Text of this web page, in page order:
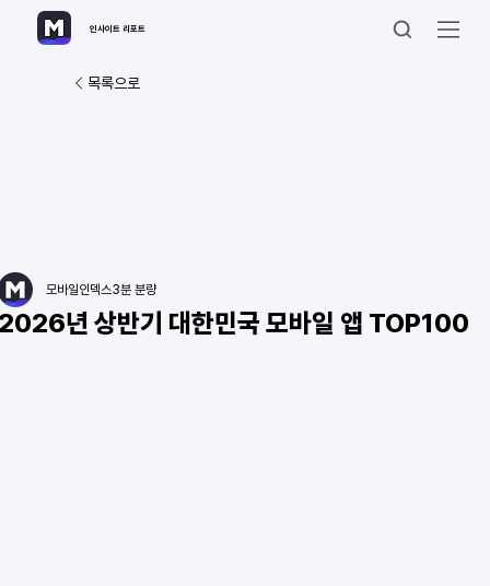
인사이트 리포트
목록으로
년 상반기 대한민국 모바일 앱 TOP100
모바일인덱스3분 분량